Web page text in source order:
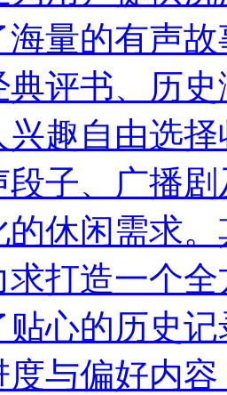
海量的有声
典评书、历
兴趣自由选
段子、广播
的休闲需求
求打造一个
贴心的历史
度与偏好内